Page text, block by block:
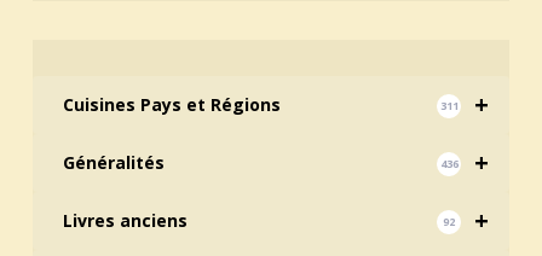
+
Cuisines Pays et Régions 311
+
Généralités 436
+
Livres anciens 92